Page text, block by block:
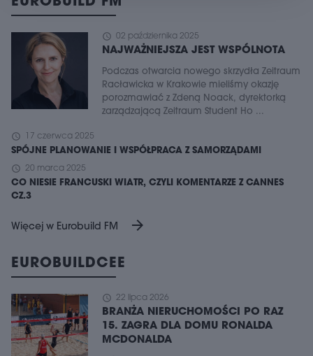
schedule 02 października 2025
NAJWAŻNIEJSZA JEST WSPÓLNOTA
Podczas otwarcia nowego skrzydła Zeitraum
Racławicka w Krakowie mieliśmy okazję
porozmawiać z Zdeną Noack, dyrektorką
zarządzającą Zeitraum Student Ho ...
schedule 17 czerwca 2025
SPÓJNE PLANOWANIE I WSPÓŁPRACA Z SAMORZĄDAMI
schedule 20 marca 2025
CO NIESIE FRANCUSKI WIATR, CZYLI KOMENTARZE Z CANNES
CZ.3
Więcej w Eurobuild FM arrow_forward
EUROBUILDCEE
schedule 22 lipca 2026
BRANŻA NIERUCHOMOŚCI PO RAZ
15. ZAGRA DLA DOMU RONALDA
MCDONALDA